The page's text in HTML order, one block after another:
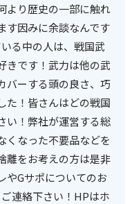
より歴史の一部に触れ
す因みに余談なんです
る中の人は、戦国武
きです！武力は他の武
バーする頭の良さ、巧
た！皆さんはどの戦国
い！弊社が運営する総
くなった不要品などを
離をお考えの方は是非
やGサポについてのお
連絡下さい！HPはホ